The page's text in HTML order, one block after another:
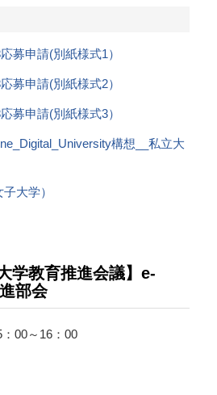
募申請(別紙様式1）
募申請(別紙様式2）
募申請(別紙様式3）
構想__私立大
大学）
教育推進会議】e-
部会
00～16：00